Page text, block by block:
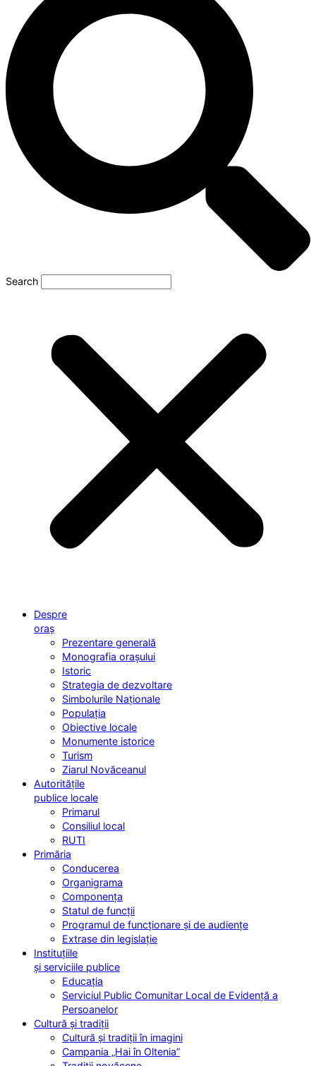
Search
Despre
oraș
Prezentare generală
Monografia orașului
Istoric
Strategia de dezvoltare
Simbolurile Naționale
Populația
Obiective locale
Monumente istorice
Turism
Ziarul Novăceanul
Autoritățile
publice locale
Primarul
Consiliul local
RUTI
Primăria
Conducerea
Organigrama
Componența
Statul de funcții
Programul de funcționare și de audiențe
Extrase din legislație
Instituțiile
și serviciile publice
Educația
Serviciul Public Comunitar Local de Evidență a
Persoanelor
Cultură și tradiții
Cultură și tradiții în imagini
Campania „Hai în Oltenia”